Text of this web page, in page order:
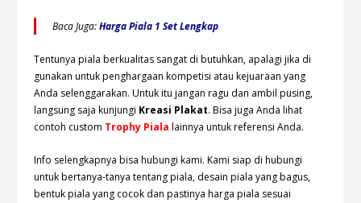
Baca Juga:Harga Piala 1 Set Lengkap
Tentunya piala berkualitas sangat di butuhkan, apalagi jika di
gunakan untuk penghargaan kompetisi atau kejuaraan yang
Anda selenggarakan. Untuk itu jangan ragu dan ambil pusing,
langsung saja kunjungi Kreasi Plakat. Bisa juga Anda lihat
contoh custom Trophy Piala lainnya untuk referensi Anda.
Info selengkapnya bisa hubungikami. Kami siap di hubungi
untuk bertanya-tanya tentang piala, desain piala yang bagus,
bentuk piala yang cocok dan pastinya harga piala sesuai